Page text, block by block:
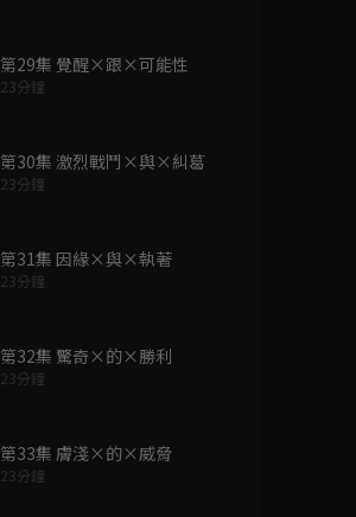
第29集 覺醒×跟×可能性
23分鐘
第30集 激烈戰鬥×與×糾葛
23分鐘
第31集 因緣×與×執著
23分鐘
第32集 驚奇×的×勝利
23分鐘
第33集 膚淺×的×威脅
23分鐘